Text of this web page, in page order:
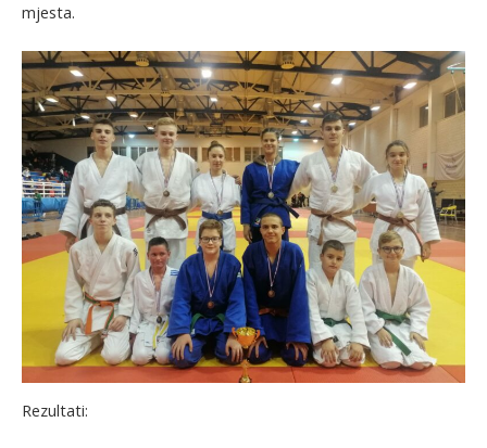
mjesta.
Rezultati: